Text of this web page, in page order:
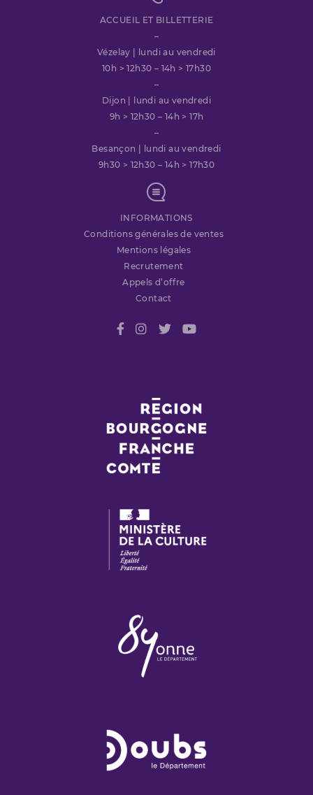
ACCUEIL ET BILLETTERIE
–
Vézelay | lundi au vendredi
10h > 12h30 – 14h > 17h30
–
Dijon | lundi au vendredi
9h > 12h30 – 14h > 17h
–
Besançon | lundi au vendredi
9h30 > 12h30 – 14h > 17h30
INFORMATIONS
Conditions générales de ventes
Mentions légales
Recrutement
Appels d’offre
Contact